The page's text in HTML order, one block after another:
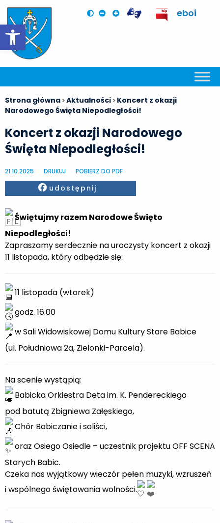
Otwórz pasek narzędzi
eboi
Strona główna >Aktualności > Koncert z okazji
Narodowego Święta Niepodległości!
Koncert z okazji Narodowego
Święta Niepodległości!
21.10.2025 DRUKUJ POBIERZ DO PDF
Facebook
udostępnij
Świętujmy razem Narodowe Święto
Niepodległości!
Zapraszamy serdecznie na uroczysty koncert z okazji
11 listopada, który odbędzie się:
11 listopada (wtorek)
godz. 16.00
w Sali Widowiskowej Domu Kultury Stare Babice
(ul. Południowa 2a, Zielonki-Parcela).
Na scenie wystąpią:
Babicka Orkiestra Dęta im. K. Pendereckiego
pod batutą Zbigniewa Załęskiego,
Chór Babiczanie i soliści,
oraz Osiego Osiedle – uczestnik projektu OFF SCENA
Starych Babic.
Czeka nas wyjątkowy wieczór pełen muzyki, wzruszeń
i wspólnego świętowania wolności.